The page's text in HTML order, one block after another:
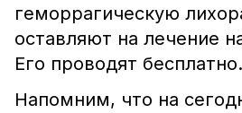
геморрагическую
оставляют на лечение
Его проводят бесплатно.
Напомним, что на